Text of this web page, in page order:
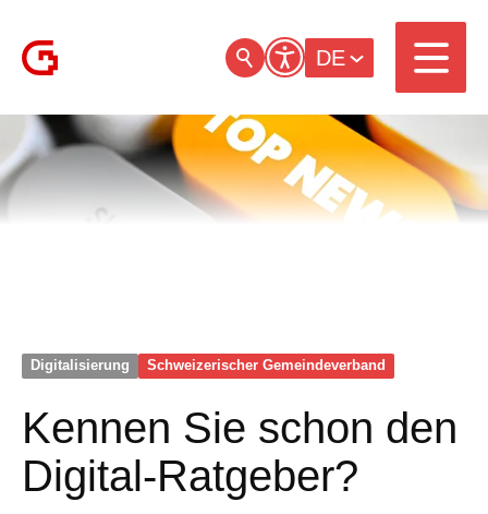
DE
Digitalisierung Schweizerischer Gemeinde­verband
Kennen Sie schon den
Digital-Ratgeber?